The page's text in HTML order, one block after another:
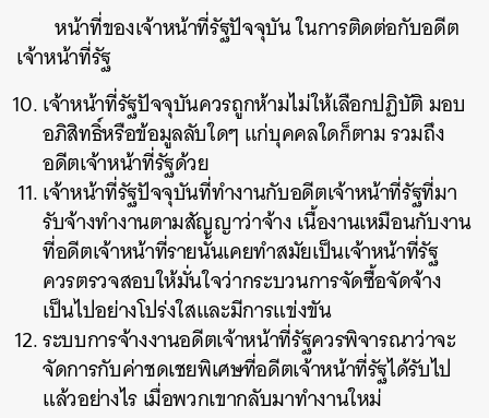
หน้าที่ของเจ้าหน้าที่รัฐปัจจุบัน ในการติดต่อกับอดีต
เจ้าหน้าที่รัฐ
เจ้าหน้าที่รัฐปัจจุบันควรถูกห้ามไม่ให้เลือกปฏิบัติ มอบ
อภิสิทธิ์หรือข้อมูลลับใดๆ แก่บุคคลใดก็ตาม รวมถึง
อดีตเจ้าหน้าที่รัฐด้วย
เจ้าหน้าที่รัฐปัจจุบันที่ทำงานกับอดีตเจ้าหน้าที่รัฐที่มา
รับจ้างทำงานตามสัญญาว่าจ้าง เนื้องานเหมือนกับงาน
ที่อดีตเจ้าหน้าที่รายนั้นเคยทำสมัยเป็นเจ้าหน้าที่รัฐ
ควรตรวจสอบให้มั่นใจว่ากระบวนการจัดซื้อจัดจ้าง
เป็นไปอย่างโปร่งใสและมีการแข่งขัน
ระบบการจ้างงานอดีตเจ้าหน้าที่รัฐควรพิจารณาว่าจะ
จัดการกับค่าชดเชยพิเศษที่อดีตเจ้าหน้าที่รัฐได้รับไป
แล้วอย่างไร เมื่อพวกเขากลับมาทำงานใหม่